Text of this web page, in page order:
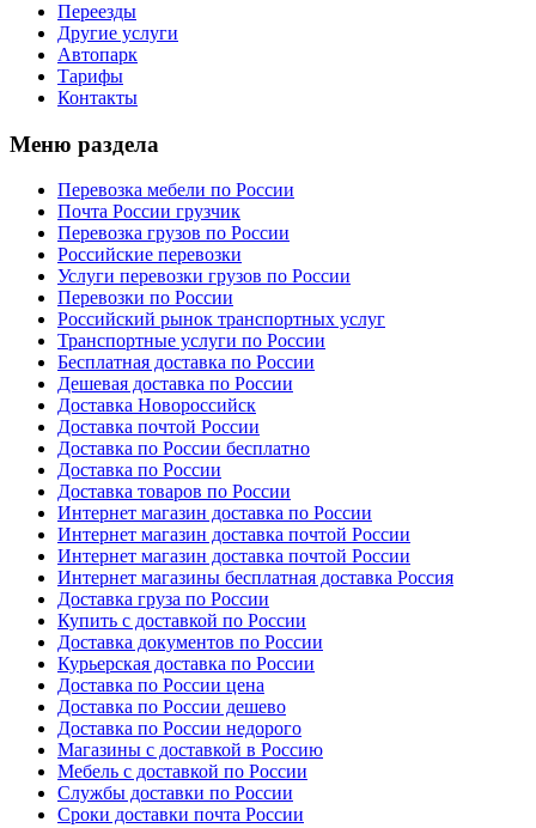
Переезды
Другие услуги
Автопарк
Тарифы
Контакты
Меню раздела
Перевозка мебели по России
Почта России грузчик
Перевозка грузов по России
Российские перевозки
Услуги перевозки грузов по России
Перевозки по России
Российский рынок транспортных услуг
Транспортные услуги по России
Бесплатная доставка по России
Дешевая доставка по России
Доставка Новороссийск
Доставка почтой России
Доставка по России бесплатно
Доставка по России
Доставка товаров по России
Интернет магазин доставка по России
Интернет магазин доставка почтой России
Интернет магазин доставка почтой России
Интернет магазины бесплатная доставка Россия
Доставка груза по России
Купить с доставкой по России
Доставка документов по России
Курьерская доставка по России
Доставка по России цена
Доставка по России дешево
Доставка по России недорого
Магазины с доставкой в Россию
Мебель с доставкой по России
Cлужбы доставки по России
Cроки доставки почта России